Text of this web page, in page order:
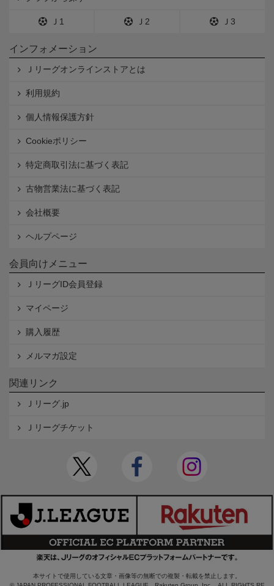
Ｊ1 Ｊ2 Ｊ3
インフォメーション
Ｊリーグオンラインストアとは
利用規約
個人情報保護方針
Cookieポリシー
特定商取引法に基づく表記
古物営業法に基づく表記
会社概要
ヘルプページ
会員向けメニュー
ＪリーグID会員登録
マイページ
購入履歴
メルマガ設定
関連リンク
Ｊリーグ.jp
Ｊリーグチケット
本サイトで使用している文章・画像等の無断での複製・転載を禁止します。